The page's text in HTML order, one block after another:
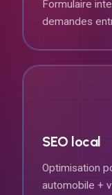
Formulaire
demandes
SEO local
Optimisation
automobile +